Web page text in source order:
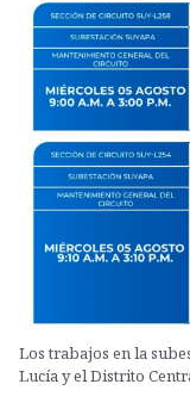
Los trabajos en la
Lucía y el Distrito